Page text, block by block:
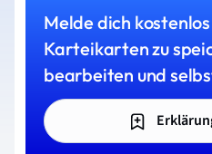
Melde dich
Karteikarten zu
bearbeiten und